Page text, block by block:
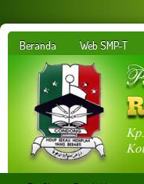
Beranda Web SMP-T